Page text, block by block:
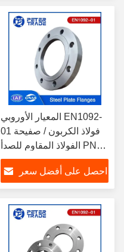
المعيار الأوروبي EN1092-
01 فولاذ الكربون / صفيحة
الفولاذ المقاوم للصدأ PN16
PLFF PLRF وجه مسطح /
وجه مرتفعاحصل على أفضل سعر